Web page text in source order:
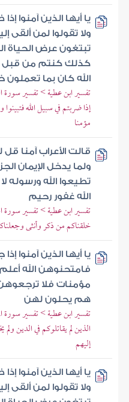
يا أيها الذين آمنوا
ولا تقولوا لمن ألقى
تبتغون عرض الحياة
كذلك كنتم من قبل
الله كان بما تعملون
تفسير ابن عطية > تفسير سورة
إذا ضربتم في سبيل الله
مؤمنا
قالت الأعراب آمنا
ولما يدخل الإيمان
تطيعوا الله ورسوله
الله غفور رحيم
تفسير ابن عطية > تفسير سورة
خلقناكم من ذكر وأنثى
يا أيها الذين آمنوا
فامتحنوهن الله
مؤمنات فلا
هم يحلون لهن
تفسير ابن عطية > تفسير سورة
الذين لم يقاتلوكم في الدين
إليهم
يا أيها الذين آمنوا
ولا تقولوا لمن ألقى